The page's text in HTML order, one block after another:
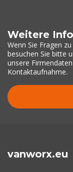
Weitere
Wenn Sie Fragen
besuchen Sie bitte
unsere
Kontaktaufnahme.
vanworx.eu